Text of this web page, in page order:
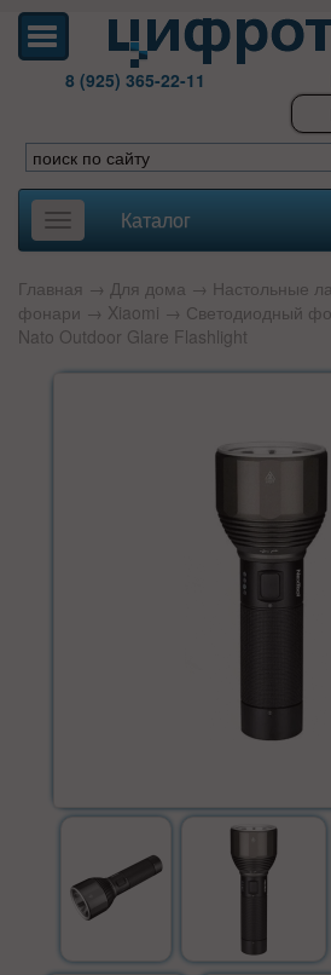
8 (925) 365-22-11
Toggle
navigation
Каталог
Главная → Для дома → Настольные
фонари → Xiaomi → Светодиодный
Nato Outdoor Glare Flashlight